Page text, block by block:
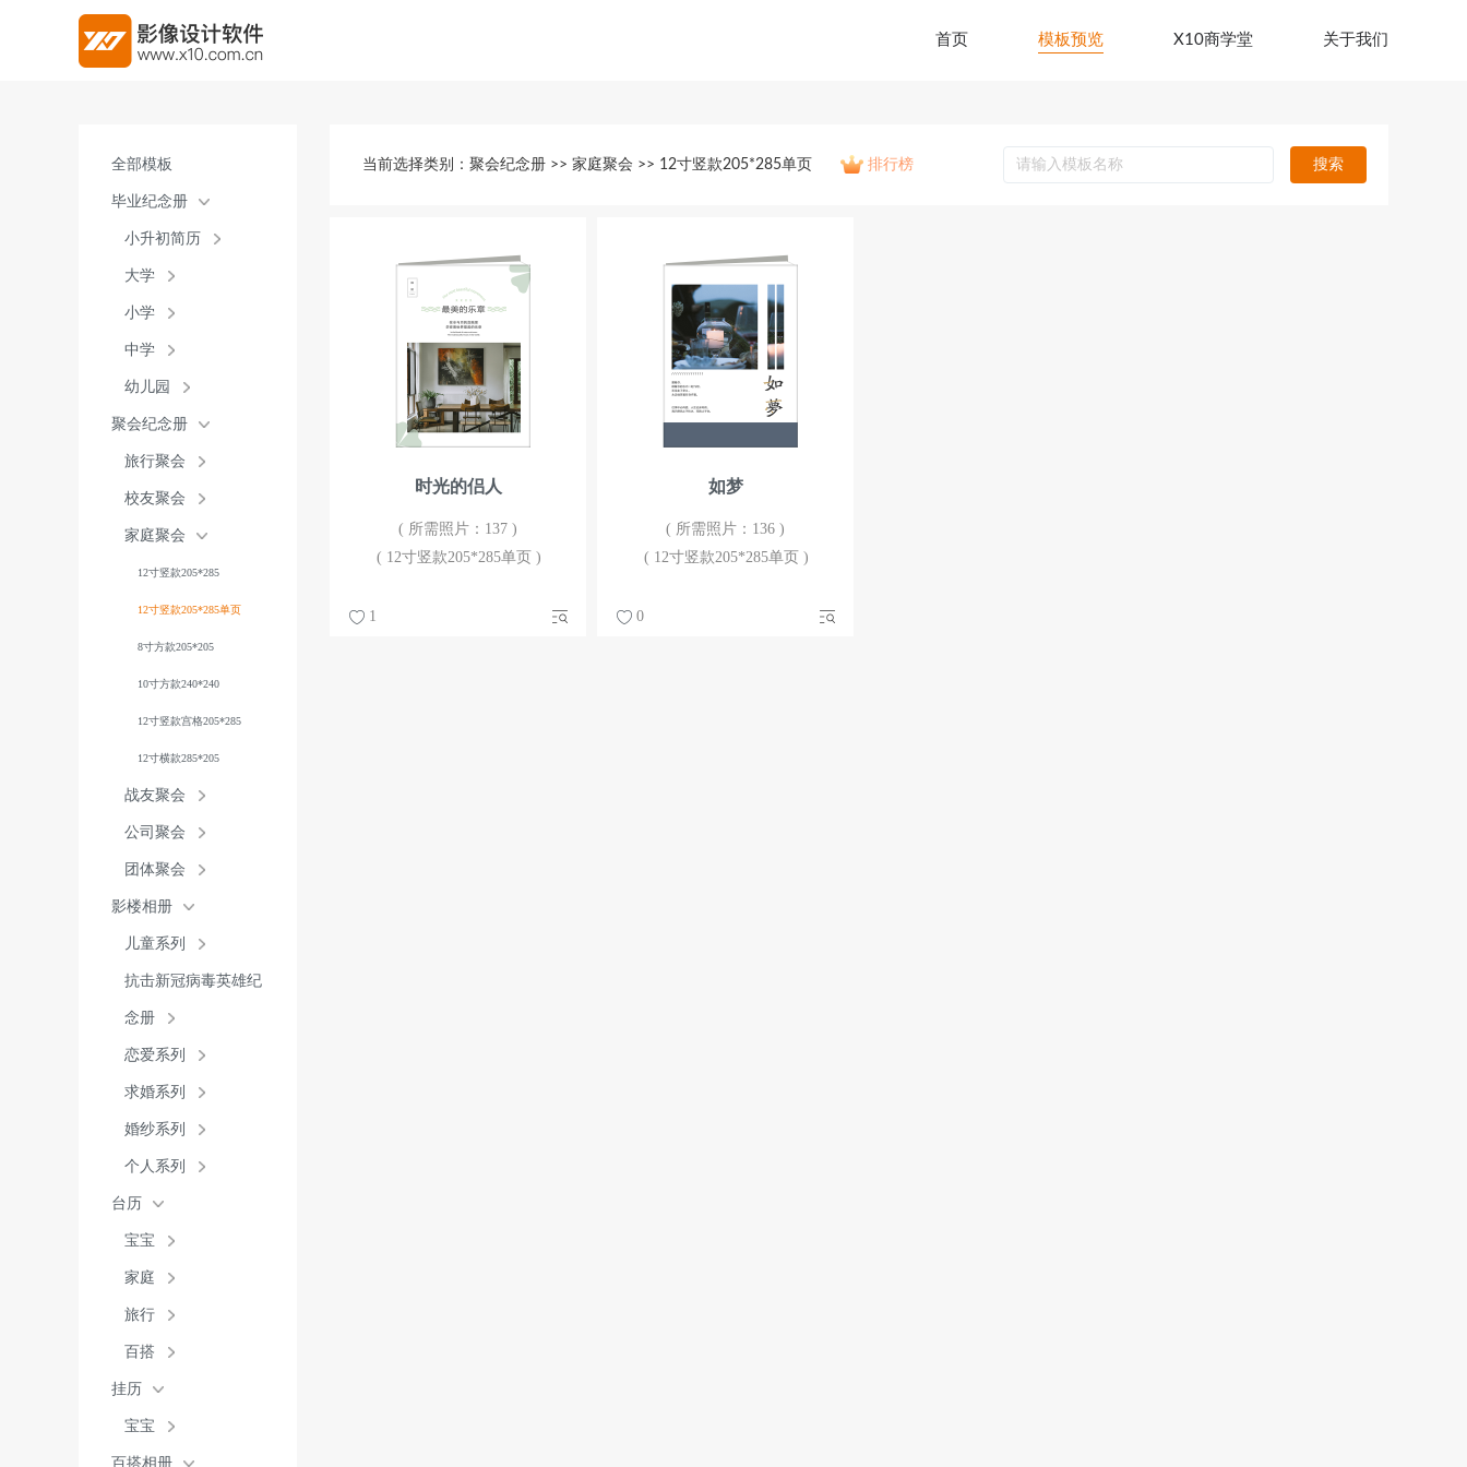
首页 模板预览 X10商学堂 关于我们
全部模板
毕业纪念册
小升初简历
大学
小学
中学
幼儿园
聚会纪念册
旅行聚会
校友聚会
家庭聚会
12寸竖款205*285
12寸竖款205*285单页
8寸方款205*205
10寸方款240*240
12寸竖款宫格205*285
12寸横款285*205
战友聚会
公司聚会
团体聚会
影楼相册
儿童系列
抗击新冠病毒英雄纪
念册
恋爱系列
求婚系列
婚纱系列
个人系列
台历
宝宝
家庭
旅行
百搭
挂历
宝宝
百搭相册
当前选择类别： 聚会纪念册 >> 家庭聚会 >> 12寸竖款205*285单页 排行榜 搜索
时光的侣人
( 所需照片：137 )
( 12寸竖款205*285单页 )
1
如梦
( 所需照片：136 )
( 12寸竖款205*285单页 )
0